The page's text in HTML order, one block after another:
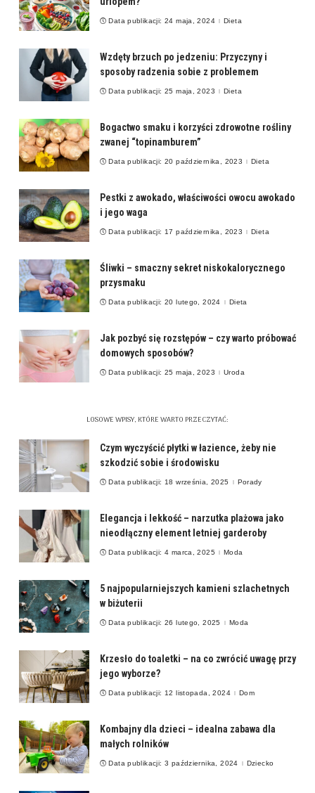
Data publikacji: 24 maja, 2024 Dieta
Wzdęty brzuch po jedzeniu: Przyczyny i
sposoby radzenia sobie z problemem
Data publikacji: 25 maja, 2023 Dieta
Bogactwo smaku i korzyści zdrowotne rośliny
zwanej “topinamburem”
Data publikacji: 20 października, 2023 Dieta
Pestki z awokado, właściwości owocu awokado
i jego waga
Data publikacji: 17 października, 2023 Dieta
Śliwki – smaczny sekret niskokalorycznego
przysmaku
Data publikacji: 20 lutego, 2024 Dieta
Jak pozbyć się rozstępów – czy warto próbować
domowych sposobów?
Data publikacji: 25 maja, 2023 Uroda
LOSOWE WPISY, KTÓRE WARTO PRZECZYTAĆ:
Czym wyczyścić płytki w łazience, żeby nie
szkodzić sobie i środowisku
Data publikacji: 18 września, 2025 Porady
Elegancja i lekkość – narzutka plażowa jako
nieodłączny element letniej garderoby
Data publikacji: 4 marca, 2025 Moda
5 najpopularniejszych kamieni szlachetnych
w biżuterii
Data publikacji: 26 lutego, 2025 Moda
Krzesło do toaletki – na co zwrócić uwagę przy
jego wyborze?
Data publikacji: 12 listopada, 2024 Dom
Kombajny dla dzieci – idealna zabawa dla
małych rolników
Data publikacji: 3 października, 2024 Dziecko